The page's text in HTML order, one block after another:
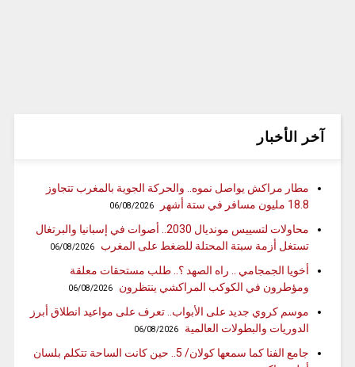
آخر الأخبار
مطار مراكش يواصل نموه.. والحركة الجوية بالمغرب تتجاوز
18.8 مليون مسافر في ستة أشهر
06/08/2026
محاولات لتسييس مونديال 2030.. أصوات في إسبانيا والبرتغال
تستغل أزمة سبتة المحتلة للضغط على المغرب
06/08/2026
أخويا الجمجامي .. راه الصهد ؟.. طلب مستحقات معلقة
ومؤطرون في الكوكب المراكشي ينتظرون
06/08/2026
موسم كروي جديد على الأبواب.. تعرف على مواعيد انطلاق أبرز
الدوريات والبطولات العالمية
06/08/2026
جامع الفنا كما سمعها كولان/ 5.. حين كانت الساحة تتكلم بلسان